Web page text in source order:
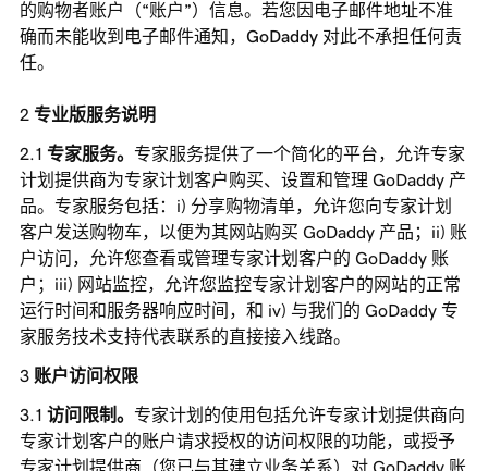
的购物者账户（“账户”）信息。若您因电子邮件地址不准
确而未能收到电子邮件通知，GoDaddy 对此不承担任何责
任。
专业版服务说明
专家服务。 专家服务提供了一个简化的平台，允许专家
计划提供商为专家计划客户购买、设置和管理 GoDaddy 产
品。专家服务包括：i) 分享购物清单，允许您向专家计划
客户发送购物车，以便为其网站购买 GoDaddy 产品；ii) 账
户访问，允许您查看或管理专家计划客户的 GoDaddy 账
户；iii) 网站监控，允许您监控专家计划客户的网站的正常
运行时间和服务器响应时间，和 iv) 与我们的 GoDaddy 专
家服务技术支持代表联系的直接接入线路。
账户访问权限
访问限制。 专家计划的使用包括允许专家计划提供商向
专家计划客户的账户请求授权的访问权限的功能，或授予
专家计划提供商（您已与其建立业务关系）对 GoDaddy 账